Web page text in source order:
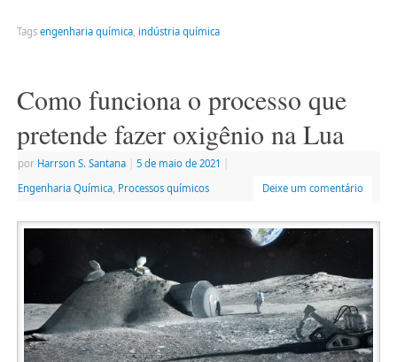
Tags engenharia química, indústria química
Como funciona o processo que
pretende fazer oxigênio na Lua
por Harrson S. Santana 5 de maio de 2021
Engenharia Química, Processos químicos Deixe um comentário